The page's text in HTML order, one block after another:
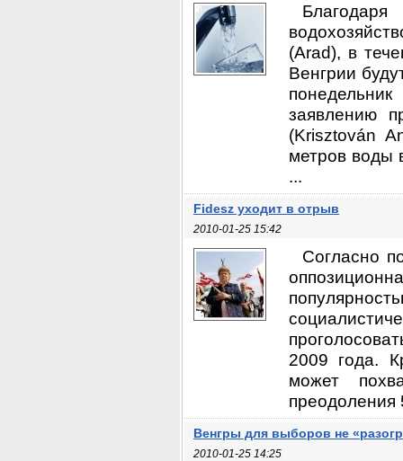
(Arad), в
Венгрии
заявлению
(Krisztován
метров воды
...
Fidesz уходит в отрыв
2010-01-25 15:42
Согласно
2009 года.
может
преодоления
Венгры для выборов не
2010-01-25 14:25